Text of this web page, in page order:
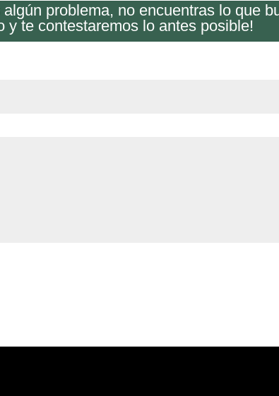
problema, no encuentras lo que
y te contestaremos lo antes posible!